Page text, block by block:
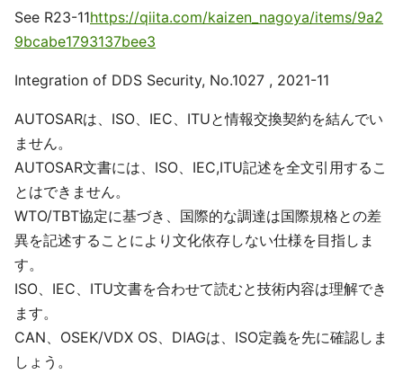
See R23-11https://qiita.com/kaizen_nagoya/items/9a2
9bcabe1793137bee3
Integration of DDS Security, No.1027 , 2021-11
AUTOSARは、ISO、IEC、ITUと情報交換契約を結んでい
ません。
AUTOSAR文書には、ISO、IEC,ITU記述を全文引用するこ
とはできません。
WTO/TBT協定に基づき、国際的な調達は国際規格との差
異を記述することにより文化依存しない仕様を目指しま
す。
ISO、IEC、ITU文書を合わせて読むと技術内容は理解でき
ます。
CAN、OSEK/VDX OS、DIAGは、ISO定義を先に確認しま
しょう。